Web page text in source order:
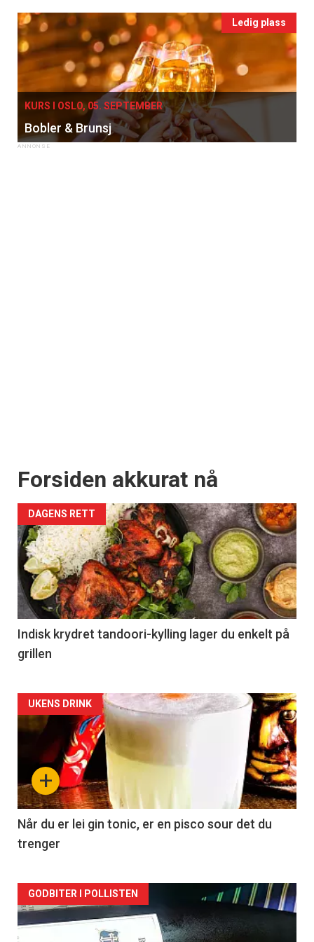
Ledig plass
KURS I OSLO, 05. SEPTEMBER
Bobler & Brunsj
Forsiden akkurat nå
DAGENS RETT
Indisk krydret tandoori-kylling lager du enkelt på
grillen
Forsiden
akkurat
nå
-
2
+
UKENS DRINK
Når du er lei gin tonic, er en pisco sour det du
trenger
Forsiden
akkurat
GODBITER I POLLISTEN